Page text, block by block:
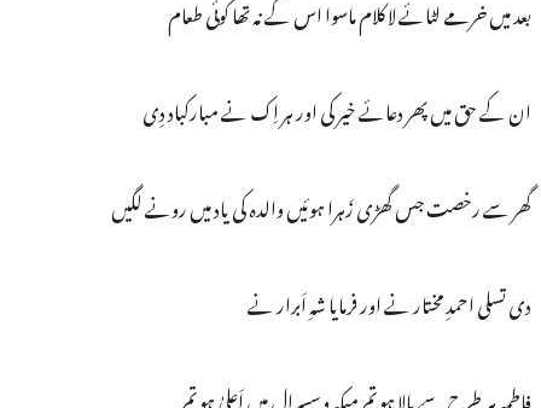
بعد میں خرمے لٹائے لا کلام ماسوا اس کے نہ تھا کوئی طعام
ان کے حق میں پھر دعائے خیر کی اور ہر اِک نے مبارکباد دِی
گھر سے رخصت جس گھڑی زَہرا ہوئیں والدہ کی یاد میں رونے لگیں
دی تسلی احمدِ مختار نے اور فرمایا شہِ اَبرار نے
فاطمہ ہر طرح سے بالا ہو تم میکہ و سسرال میں اَعلیٰ ہو تم